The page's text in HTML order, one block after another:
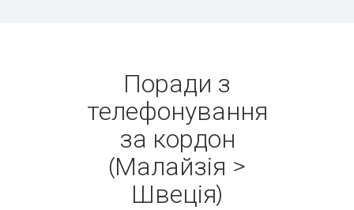
Поради з
телефонування
за кордон
(Малайзія >
Швеція)